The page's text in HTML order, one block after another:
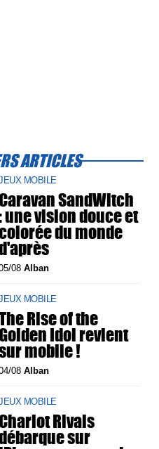
ARTICLES
MOBILE
SandWitch
une vision douce et
du monde
08Alban
MOBILE
Rise of the
Idol revient
mobile !
08Alban
MOBILE
Rivals
sur